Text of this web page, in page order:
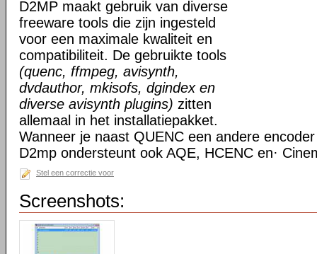
D2MP maakt gebruik van diverse
freeware tools die zijn ingesteld
voor een maximale kwaliteit en
compatibiliteit. De gebruikte tools
(quenc, ffmpeg, avisynth,
dvdauthor, mkisofs, dgindex en
diverse avisynth plugins) zitten
allemaal in het installatiepakket.
Wanneer je naast QUENC een andere
D2mp ondersteunt ook AQE, HCENC en·
Stel een correctie voor
Screenshots: